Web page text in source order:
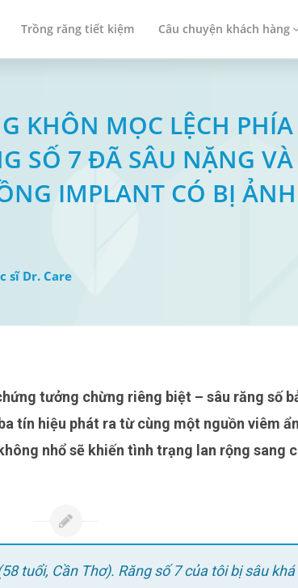
Trồng răng tiết kiệm Câu chuyện khách hàng
KHÔN MỌC LỆCH
SỐ 7 ĐÃ SÂU NẶNG
IMPLANT CÓ BỊ
sĩ Dr. Care
tín hiệu phát ra từ cùng một nguồn viêm
nhổ sẽ khiến tình trạng lan rộng sang
tuổi, Cần Thơ). Răng số 7 của tôi bị sâu